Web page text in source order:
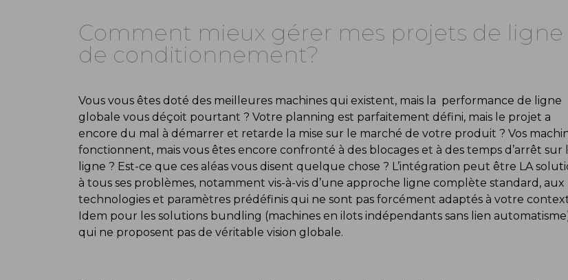
Comment mieux gérer mes projets de ligne
de conditionnement?
Vous vous êtes doté des meilleures machines qui existent, mais la performance de ligne
globale vous déçoit pourtant ? Votre planning est parfaitement défini, mais le projet a
encore du mal à démarrer et retarde la mise sur le marché de votre produit ? Vos
fonctionnent, mais vous êtes encore confronté à des blocages et à des temps d’arrêt sur
ligne ? Est-ce que ces aléas vous disent quelque chose ? L’intégration peut être LA
à tous ses problèmes, notamment vis-à-vis d’une approche ligne complète standard, aux
technologies et paramètres prédéfinis qui ne sont pas forcément adaptés à votre
Idem pour les solutions bundling (machines en ilots indépendants sans lien
qui ne proposent pas de véritable vision globale.